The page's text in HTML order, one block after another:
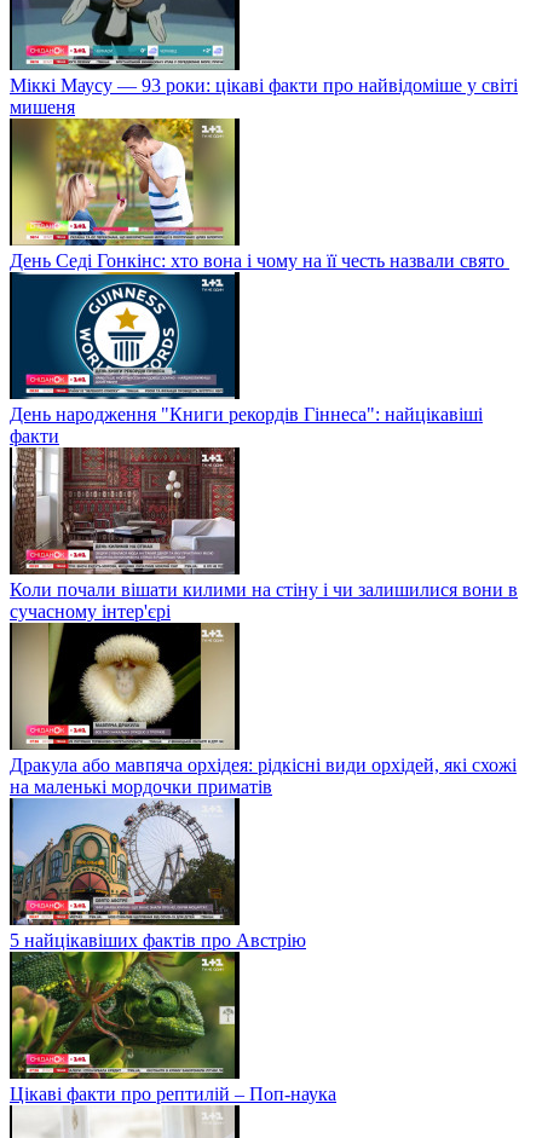
Міккі Маусу — 93 роки: цікаві факти про найвідоміше у світі
мишеня
День Седі Гонкінс: хто вона і чому на її честь назвали свято
День народження "Книги рекордів Гіннеса": найцікавіші
факти
Коли почали вішати килими на стіну і чи залишилися вони в
сучасному інтер'єрі
Дракула або мавпяча орхідея: рідкісні види орхідей, які схожі
на маленькі мордочки приматів
5 найцікавіших фактів про Австрію
Цікаві факти про рептилій – Поп-наука